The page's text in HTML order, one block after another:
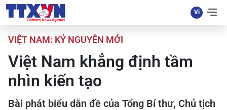
VIỆT NAM: KỶ NGUYÊN MỚI
Việt Nam khẳng định tầm
nhìn kiến tạo
Bài phát biểu dẫn đề của Tổng Bí thư, Chủ tịch